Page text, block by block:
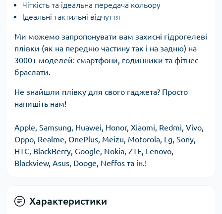
Чіткість та ідеальна передача кольору
Ідеальні тактильні відчуття
Ми можемо запропонувати вам захисні гідрогелеві
плівки (як на передню частину так і на задню) на
3000+ моделей: смартфони, годинники та фітнес
браслати.
Не знайшли плівку для свого гаджета? Просто
напишіть нам!
Apple, Samsung, Huawei, Honor, Xiaomi, Redmi, Vivo,
Oppo, Realme, OnePlus, Meizu, Motorola, Lg, Sony,
HTC, BlackBerry, Google, Nokia, ZTE, Lenovo,
Blackview, Asus, Dooge, Neffos та ін.!
Характеристики